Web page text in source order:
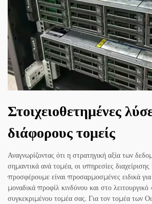
Στοιχειοθετημένες
διάφορους τομείς
Αναγνωρίζοντας ότι η στρατηγική αξία των
σημαντικά ανά τομέα, οι υπηρεσίες
προσφέρουμε είναι προσαρμοσμένες ειδικά
μοναδικά προφίλ κινδύνου και στο
συγκεκριμένου τομέα σας. Για τον τομέα των